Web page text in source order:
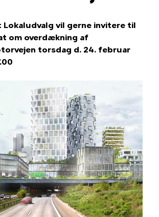
Lokaludvalg vil gerne invitere til
om overdækning af
torsdag d. 24. februar